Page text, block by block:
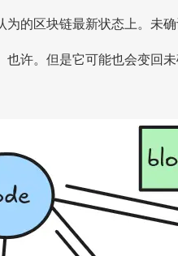
的区块链最新状态上。未
许。但是它可能也会变回